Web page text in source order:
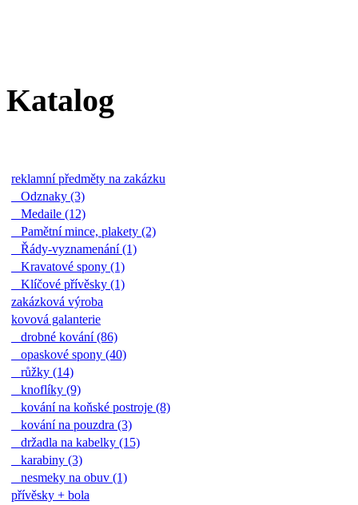
Katalog
reklamní předměty na zakázku
Odznaky (3)
Medaile (12)
Pamětní mince, plakety (2)
Řády-vyznamenání (1)
Kravatové spony (1)
Klíčové přívěsky (1)
zakázková výroba
kovová galanterie
drobné kování (86)
opaskové spony (40)
růžky (14)
knoflíky (9)
kování na koňské postroje (8)
kování na pouzdra (3)
držadla na kabelky (15)
karabiny (3)
nesmeky na obuv (1)
přívěsky + bola